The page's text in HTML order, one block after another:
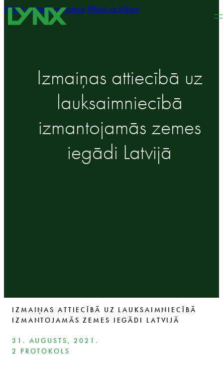
Pāriet uz galveno saturu Pāriet uz kājeni
Izmaiņas attiecībā uz
lauksaimniecībā
izmantojamās zemes
iegādi Latvijā
IZMAIŅAS ATTIECĪBĀ UZ LAUKSAIMNIECĪBĀ
IZMANTOJAMĀS ZEMES IEGĀDI LATVIJĀ
31. AUGUSTS, 2021.
2 PROTOKOLS